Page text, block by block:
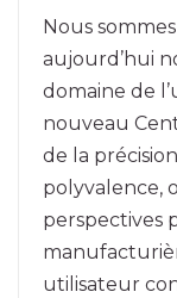
Nous
aujourd’hui
domaine de
nouveau
de la
polyvalence,
perspectives
utilisateur